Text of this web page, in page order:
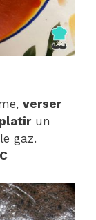
verser
un
gaz.